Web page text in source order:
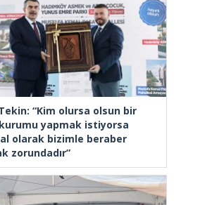
“Kim olursa olsun bir
yapmak istiyorsa
olarak bizimle beraber
zorundadır”